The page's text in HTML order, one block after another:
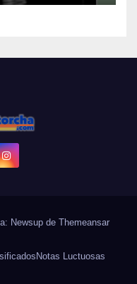
malos
Newsup de Themeansar
Notas Luctuosas